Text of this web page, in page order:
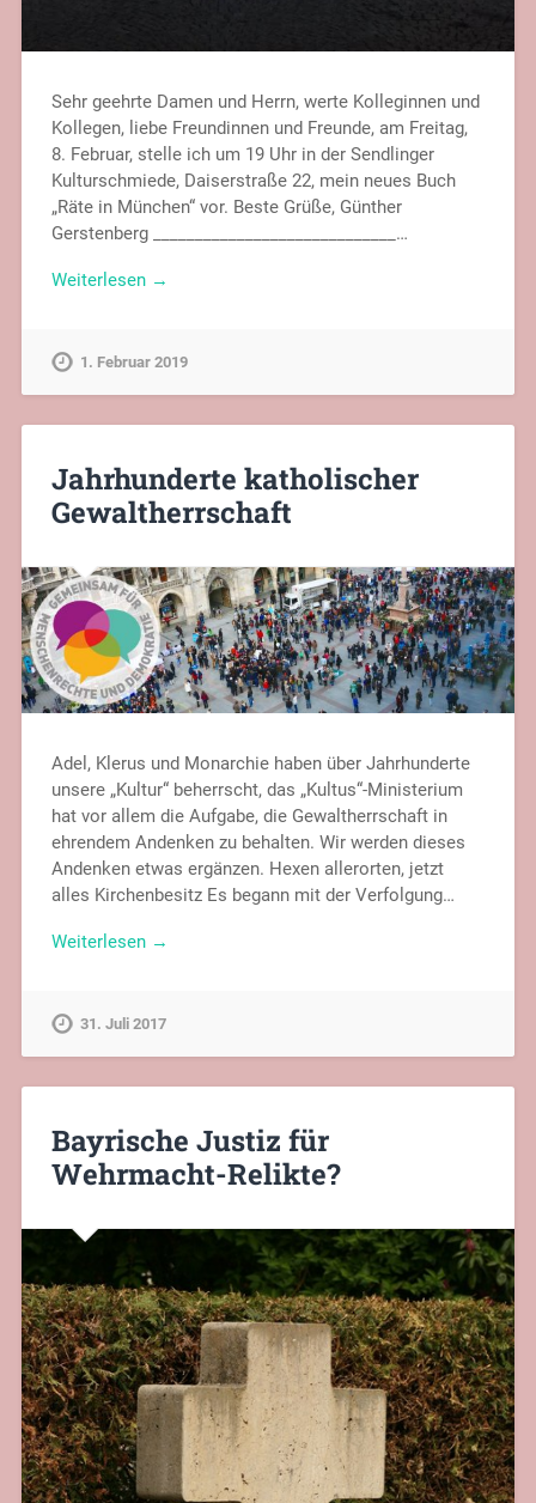
Sehr geehrte Damen und Herrn, werte Kolleginnen und
Kollegen, liebe Freundinnen und Freunde, am Freitag,
8. Februar, stelle ich um 19 Uhr in der Sendlinger
Kulturschmiede, Daiserstraße 22, mein neues Buch
„Räte in München“ vor. Beste Grüße, Günther
Gerstenberg _____________________________…
Weiterlesen →
1. Februar 2019
Jahrhunderte katholischer
Gewaltherrschaft
Adel, Klerus und Monarchie haben über Jahrhunderte
unsere „Kultur“ beherrscht, das „Kultus“-Ministerium
hat vor allem die Aufgabe, die Gewaltherrschaft in
ehrendem Andenken zu behalten. Wir werden dieses
Andenken etwas ergänzen. Hexen allerorten, jetzt
alles Kirchenbesitz Es begann mit der Verfolgung…
Weiterlesen →
31. Juli 2017
Bayrische Justiz für
Wehrmacht-Relikte?